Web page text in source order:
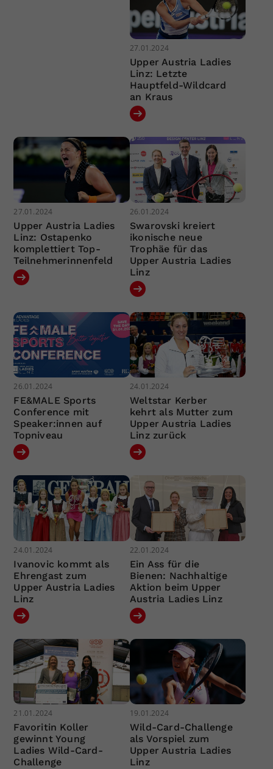
27.01.2024
Upper Austria Ladies
Linz: Letzte
Hauptfeld-Wildcard
an Kraus
27.01.2024
Upper Austria Ladies
Linz: Ostapenko
komplettiert Top-
Teilnehmerinnenfeld
26.01.2024
Swarovski kreiert
ikonische neue
Trophäe für das
Upper Austria Ladies
Linz
26.01.2024
FE&MALE Sports
Conference mit
Speaker:innen auf
Topniveau
24.01.2024
Weltstar Kerber
kehrt als Mutter zum
Upper Austria Ladies
Linz zurück
24.01.2024
Ivanovic kommt als
Ehrengast zum
Upper Austria Ladies
Linz
22.01.2024
Ein Ass für die
Bienen: Nachhaltige
Aktion beim Upper
Austria Ladies Linz
21.01.2024
Favoritin Koller
gewinnt Young
Ladies Wild-Card-
Challenge
19.01.2024
Wild-Card-Challenge
als Vorspiel zum
Upper Austria Ladies
Linz